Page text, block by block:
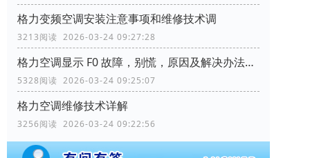
格力变频空调安装注意事项和维修技术调
3213阅读 2026-03-24 09:27:28
格力空调显示 F0 故障，别慌，原因及解决办法都在这
5328阅读 2026-03-24 09:25:07
格力空调维修技术详解
3256阅读 2026-03-24 09:22:56